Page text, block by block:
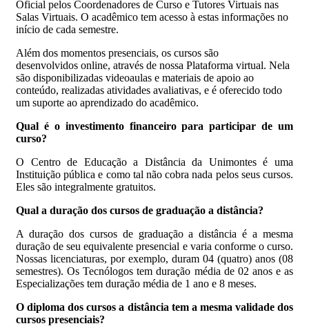
Oficial pelos Coordenadores de Curso e Tutores Virtuais nas
Salas Virtuais. O acadêmico tem acesso à estas informações no
início de cada semestre.
Além dos momentos presenciais, os cursos são
desenvolvidos online, através de nossa Plataforma virtual. Nela
são disponibilizadas videoaulas e materiais de apoio ao
conteúdo, realizadas atividades avaliativas, e é oferecido todo
um suporte ao aprendizado do acadêmico.
Qual é o investimento financeiro para participar de um
curso?
O Centro de Educação a Distância da Unimontes é uma
Instituição pública e como tal não cobra nada pelos seus cursos.
Eles são integralmente gratuitos.
Qual a duração dos cursos de graduação a distância?
A duração dos cursos de graduação a distância é a mesma
duração de seu equivalente presencial e varia conforme o curso.
Nossas licenciaturas, por exemplo, duram 04 (quatro) anos (08
semestres). Os Tecnólogos tem duração média de 02 anos e as
Especializações tem duração média de 1 ano e 8 meses.
O diploma dos cursos a distância tem a mesma validade dos
cursos presenciais?